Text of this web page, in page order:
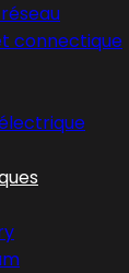
connectique